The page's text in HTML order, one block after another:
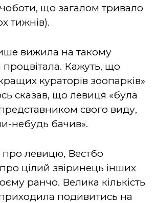
чоботи, що загалом тривало
тижнів).
вижила на такому
процвітала. Кажуть, що
кураторів зоопарків»
сказав, що левиця «була
свого виду,
небудь бачив».
про левицю, Вестбо
цілий звіринець інших
ранчо. Велика кількість
приходила подивитись на